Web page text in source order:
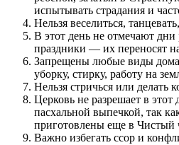
испытывать страдания и
Нельзя веселиться,
В этот день не отмечают
праздники — их переносят
Запрещены любые виды
уборку, стирку, работу на
Нельзя стричься или делать
Церковь не разрешает в этот
пасхальной выпечкой, так
приготовлены еще в Чистый
Важно избегать ссор и